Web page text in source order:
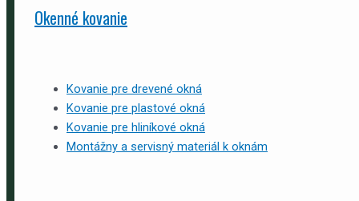
Okenné kovanie
Kovanie pre drevené okná
Kovanie pre plastové okná
Kovanie pre hliníkové okná
Montážny a servisný materiál k oknám